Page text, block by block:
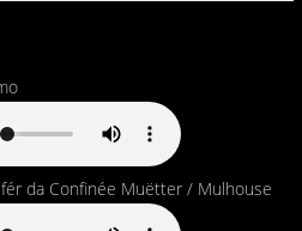
da Confinée Muëtter / Mulhouse